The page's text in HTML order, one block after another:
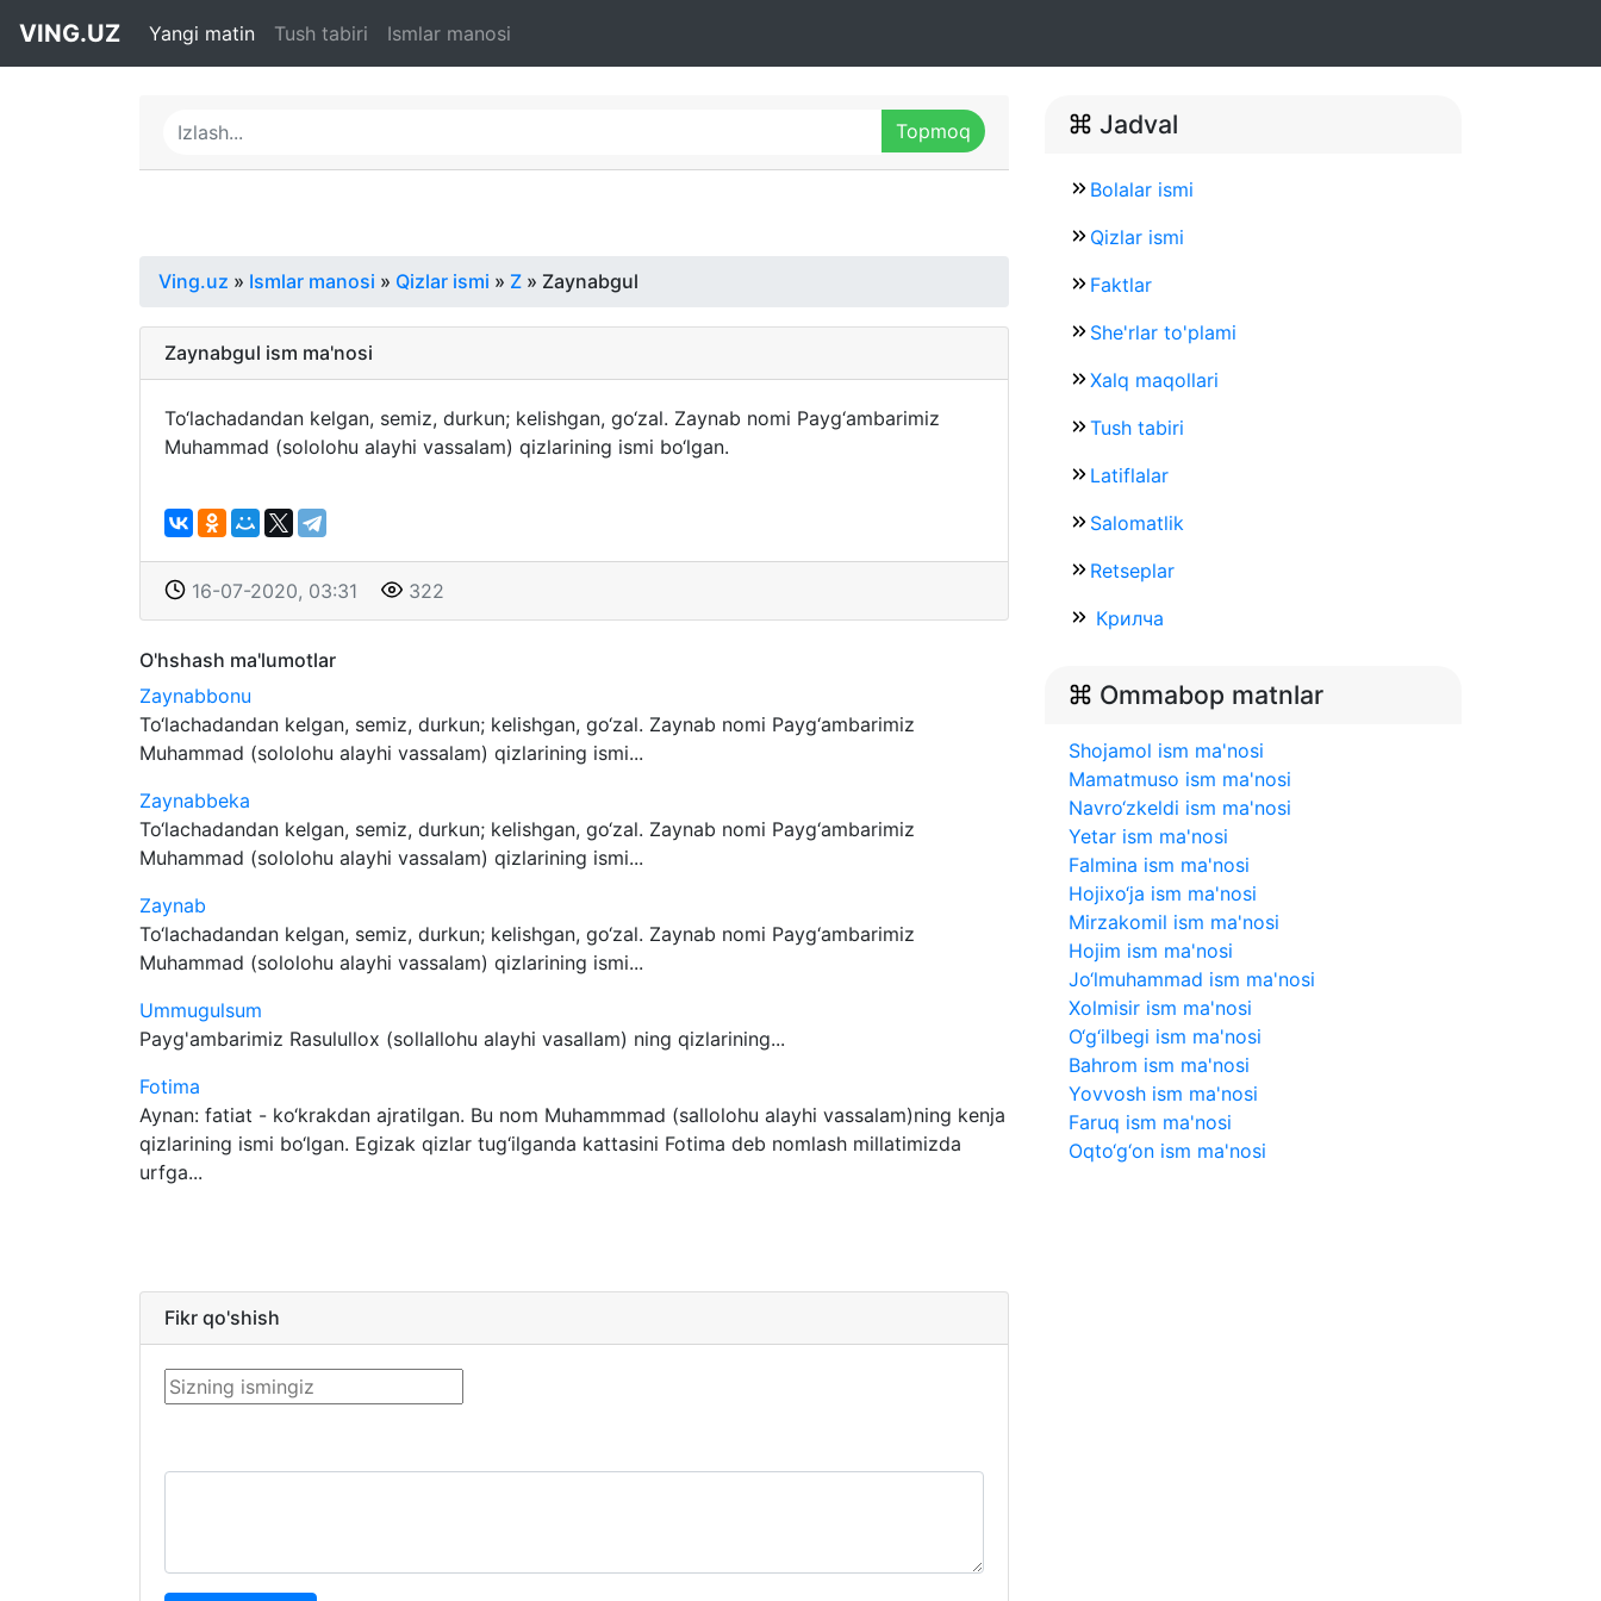
VING.UZ Yangi matin Tush tabiri Ismlar manosi
Ving.uz » Ismlar manosi » Qizlar ismi » Z » Zaynabgul
Zaynabgul ism ma'nosi
To‘lachadandan kelgan, semiz, durkun; kelishgan, go‘zal. Zaynab nomi Payg‘ambarimiz
Muhammad (sololohu alayhi vassalam) qizlarining ismi bo‘lgan.
16-07-2020, 03:31 322
O'hshash ma'lumotlar
Zaynabbonu
To‘lachadandan kelgan, semiz, durkun; kelishgan, go‘zal. Zaynab nomi Payg‘ambarimiz
Muhammad (sololohu alayhi vassalam) qizlarining ismi...
Zaynabbeka
To‘lachadandan kelgan, semiz, durkun; kelishgan, go‘zal. Zaynab nomi Payg‘ambarimiz
Muhammad (sololohu alayhi vassalam) qizlarining ismi...
Zaynab
To‘lachadandan kelgan, semiz, durkun; kelishgan, go‘zal. Zaynab nomi Payg‘ambarimiz
Muhammad (sololohu alayhi vassalam) qizlarining ismi...
Ummugulsum
Payg'ambarimiz Rasulullox (sollallohu alayhi vasallam) ning qizlarining...
Fotima
Aynan: fatiat - ko‘krakdan ajratilgan. Bu nom Muhammmad (sallolohu alayhi vassalam)ning kenja
qizlarining ismi bo‘lgan. Egizak qizlar tug‘ilganda kattasini Fotima deb nomlash millatimizda
urfga...
Fikr qo'shish
Jadval
Bolalar ismi
Qizlar ismi
Faktlar
She'rlar to'plami
Xalq maqollari
Tush tabiri
Latiflalar
Salomatlik
Retseplar
Крилча
Ommabop matnlar
Shojamol ism ma'nosi
Mamatmuso ism ma'nosi
Navro‘zkeldi ism ma'nosi
Yetar ism ma'nosi
Falmina ism ma'nosi
Hojixo‘ja ism ma'nosi
Mirzakomil ism ma'nosi
Hojim ism ma'nosi
Jo‘lmuhammad ism ma'nosi
Xolmisir ism ma'nosi
O‘g‘ilbegi ism ma'nosi
Bahrom ism ma'nosi
Yovvosh ism ma'nosi
Faruq ism ma'nosi
Oqto‘g‘on ism ma'nosi